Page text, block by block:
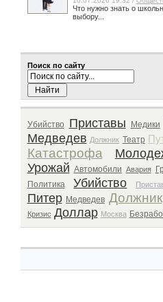
Что нужно знать о
выбору...
Поиск по сайту
Убийство Приставы Медики
Медведев Должник Театр
Катастрофа
Урожай Автомобили Авария
Политика Убийство
Питер Медведев Должник
Кризис Доллар Москва